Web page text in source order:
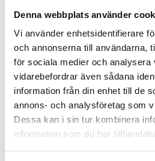
Denna webbplats använder
Vi använder enhetsidentifierare
och annonserna till användarna,
för sociala medier och analysera
vidarebefordrar även sådana
information från din enhet till de
annons- och analysföretag som
Dessa kan i sin tur kombinera
information som du har
TypeError:
function at
https://webshop.pressbyran.se/
b1763451a2186f9e.js:1:11050
(<anonymous>) at K
(https://webshop.pressbyran.se/
b1763451a2186f9e.js:1:10836)
(https://webshop.pressbyran.se/
b241200379730ac0.js:1:129835)
(https://webshop.pressbyran.se/